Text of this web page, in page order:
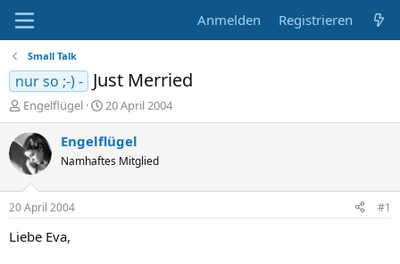
Anmelden Registrieren
Small Talk
nur so ;-) - Just Merried
E
r
s
t
e
e
r
Engelflügel
E
r
s
e
t
20 April 2004
Engelflügel
Namhaftes Mitglied
20 April 2004 #1
Liebe Eva,